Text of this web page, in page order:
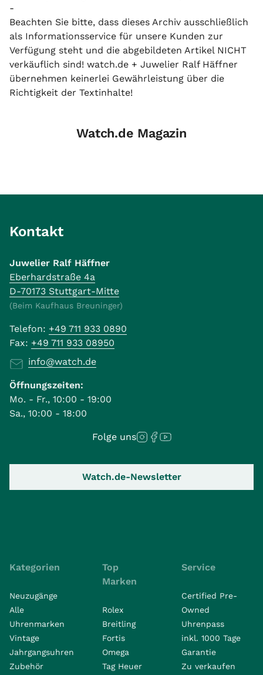
-
Beachten Sie bitte, dass dieses Archiv ausschließlich
als Informationsservice für unsere Kunden zur
Verfügung steht und die abgebildeten Artikel NICHT
verkäuflich sind! watch.de + Juwelier Ralf Häffner
übernehmen keinerlei Gewährleistung über die
Richtigkeit der Textinhalte!
Watch.de Magazin
Kontakt
Juwelier Ralf Häffner
Eberhardstraße 4a
D-70173 Stuttgart-Mitte
(Beim Kaufhaus Breuninger)
Telefon: +49 711 933 0890
Fax: +49 711 933 08950
info@watch.de
Öffnungszeiten:
Mo. - Fr., 10:00 - 19:00
Sa., 10:00 - 18:00
Folge uns
Watch.de-Newsletter
Kategorien
Neuzugänge
Alle
Uhrenmarken
Vintage
Jahrgangsuhren
Zubehör
Top
Marken
Rolex
Breitling
Fortis
Omega
Tag Heuer
Service
Certified Pre-
Owned
Uhrenpass
inkl. 1000 Tage
Garantie
Zu verkaufen